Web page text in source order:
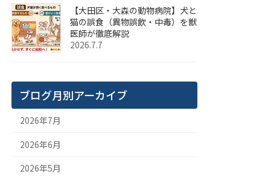
【大田区・大森の動物病院】犬と
猫の誤食（異物誤飲・中毒）を獣
医師が徹底解説
2026.7.7
ブログ月別アーカイブ
2026年7月
2026年6月
2026年5月